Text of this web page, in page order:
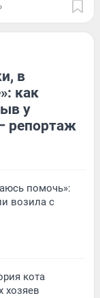
в
как
у
репортаж
помочь»:
возила с
кота
хозяев